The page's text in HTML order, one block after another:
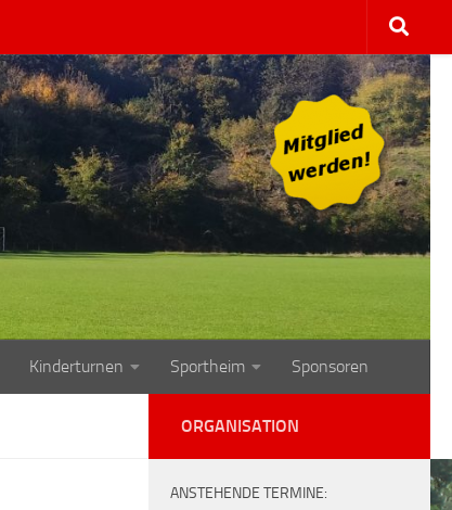
Kinderturnen Sportheim Sponsoren
ORGANISATION
ANSTEHENDE TERMINE: